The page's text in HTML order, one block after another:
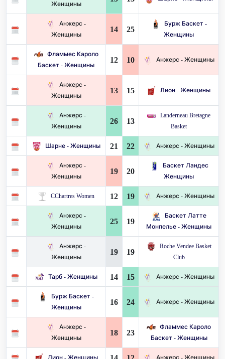
Женщины
Анжерс -
Женщины
14 25
Бурж Баскет -
Женщины
Фламмес Кароло
Баскет - Женщины
12 10 Анжерс - Женщины
Анжерс -
Женщины
13 15 Лион - Женщины
Анжерс -
Женщины
26 13
Landerneau Bretagne
Basket
Шарне - Женщины 21 22 Анжерс - Женщины
Анжерс -
Женщины
19 20
Баскет Ландес
Женщины
CChartres Women 12 19 Анжерс - Женщины
Анжерс -
Женщины
25 19
Баскет Латте
Монпелье - Женщины
Анжерс -
Женщины
19 19
Roche Vendee Basket
Club
Тарб - Женщины 14 15 Анжерс - Женщины
Бурж Баскет -
Женщины
16 24 Анжерс - Женщины
Анжерс -
Женщины
18 23
Фламмес Кароло
Баскет - Женщины
Лион - Женщины Анжерс - Женщины